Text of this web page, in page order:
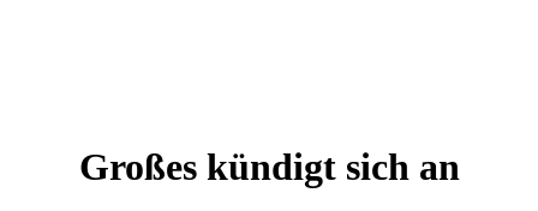
Großes kündigt sich an